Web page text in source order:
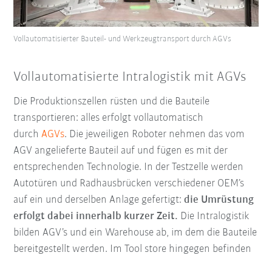
Vollautomatisierter Bauteil- und Werkzeugtransport durch AGVs
Vollautomatisierte Intralogistik mit AGVs
Die Produktionszellen rüsten und die Bauteile
transportieren: alles erfolgt vollautomatisch
durchAGVs. Die jeweiligen Roboter nehmen das vom
AGV angelieferte Bauteil auf und fügen es mit der
entsprechendenTechnologie. In der Testzelle werden
Autotüren und Radhausbrücken verschiedener OEM’s
auf ein und derselben Anlage gefertigt:die Umrüstung
erfolgt dabei innerhalb kurzer Zeit. Die Intralogistik
bilden AGV’s und ein Warehouse ab, im dem die Bauteile
bereitgestellt werden. Im Tool store hingegen befinden